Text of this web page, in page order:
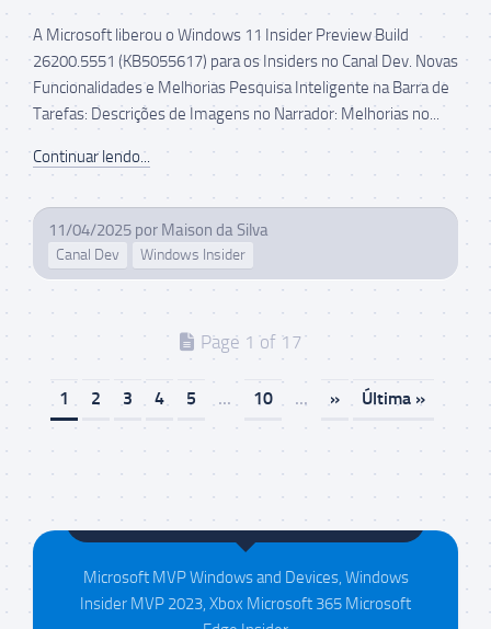
A Microsoft liberou o Windows 11 Insider Preview Build
26200.5551 (KB5055617) para os Insiders no Canal Dev. Novas
Funcionalidades e Melhorias Pesquisa Inteligente na Barra de
Tarefas: Descrições de Imagens no Narrador: Melhorias no...
Continuar lendo...
11/04/2025 por Maison da Silva
Canal Dev Windows Insider
Page 1 of 17
1 2 3 4 5 ... 10 ... » Última »
Maison da Silva
Microsoft MVP Windows and Devices, Windows
Insider MVP 2023, Xbox Microsoft 365 Microsoft